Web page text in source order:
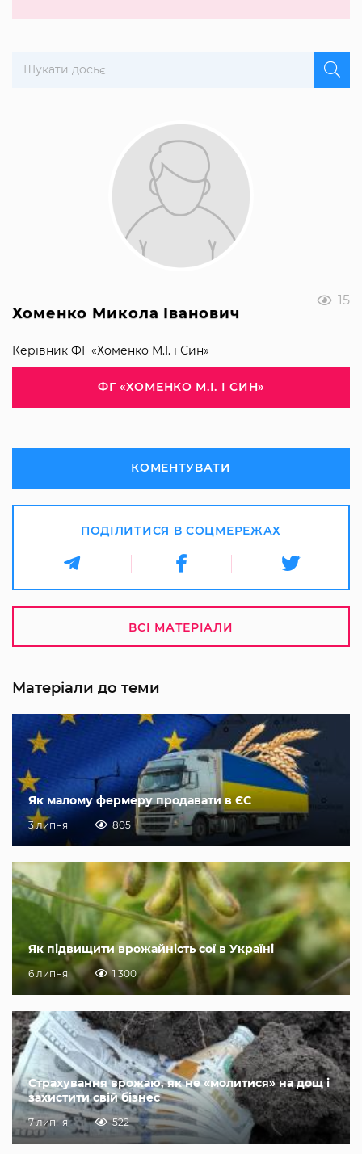
15
Хоменко Микола Іванович
Керівник ФГ «Хоменко М.І. і Син»
ФГ «ХОМЕНКО М.І. І СИН»
КОМЕНТУВАТИ
ПОДІЛИТИСЯ В СОЦМЕРЕЖАХ
ВСІ МАТЕРІАЛИ
Матеріали до теми
Як малому фермеру продавати в ЄС
3 липня 805
Як підвищити врожайність сої в Україні
6 липня 1 300
Страхування врожаю, як не «молитися» на дощ і
захистити свій бізнес
7 липня 522